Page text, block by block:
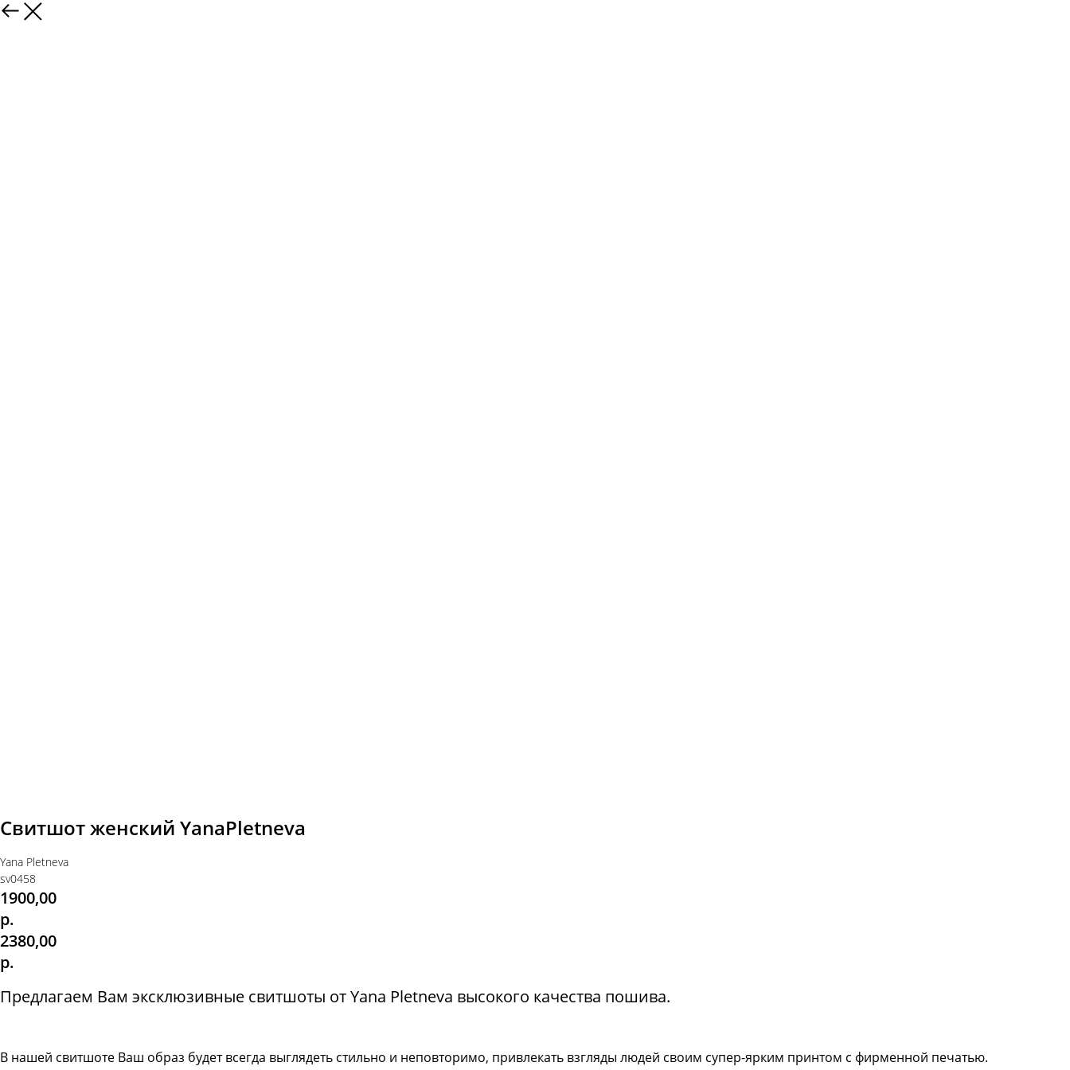
Свитшот женский YanaPletneva
Yana Pletneva
sv0458
1900,00
р.
2380,00
р.
Предлагаем Вам эксклюзивные свитшоты от Yana Pletneva высокого качества пошива.
В нашей свитшоте Ваш образ будет всегда выглядеть стильно и неповторимо, привлекать взгляды людей своим супер-ярким принтом с фирменной печатью.